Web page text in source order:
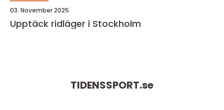
03. November 2025
Upptäck ridläger i Stockholm
TIDENSSPORT.se